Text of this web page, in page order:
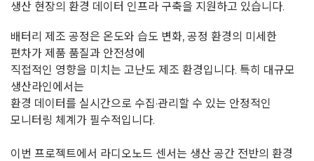
생산 현장의 환경 데이터 인프라 구축을 지원하고 있습니다.
배터리 제조 공정은 온도와 습도 변화, 공정 환경의 미세한
편차가 제품 품질과 안전성에
직접적인 영향을 미치는 고난도 제조 환경입니다. 특히 대규모
생산라인에서는
환경 데이터를 실시간으로 수집·관리할 수 있는 안정적인
모니터링 체계가 필수적입니다.
이번 프로젝트에서 라디오노드 센서는 생산 공간 전반의 환경